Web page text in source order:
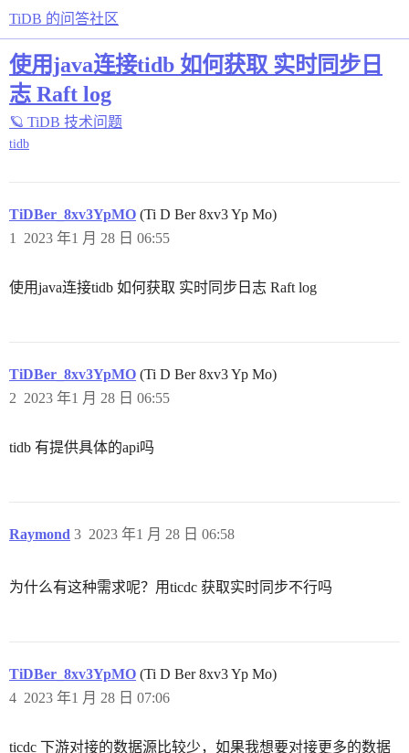
TiDB 的问答社区
使用java连接tidb 如何获取 实时同步日
志 Raft log
🪐 TiDB 技术问题
tidb
TiDBer_8xv3YpMO (Ti D Ber 8xv3 Yp Mo)
2023 年1 月 28 日 06:55
1
使用java连接tidb 如何获取 实时同步日志 Raft log
TiDBer_8xv3YpMO (Ti D Ber 8xv3 Yp Mo)
2023 年1 月 28 日 06:55
2
tidb 有提供具体的api吗
Raymond 2023 年1 月 28 日 06:58
3
为什么有这种需求呢？用ticdc 获取实时同步不行吗
TiDBer_8xv3YpMO (Ti D Ber 8xv3 Yp Mo)
2023 年1 月 28 日 07:06
4
ticdc 下游对接的数据源比较少，如果我想要对接更多的数据